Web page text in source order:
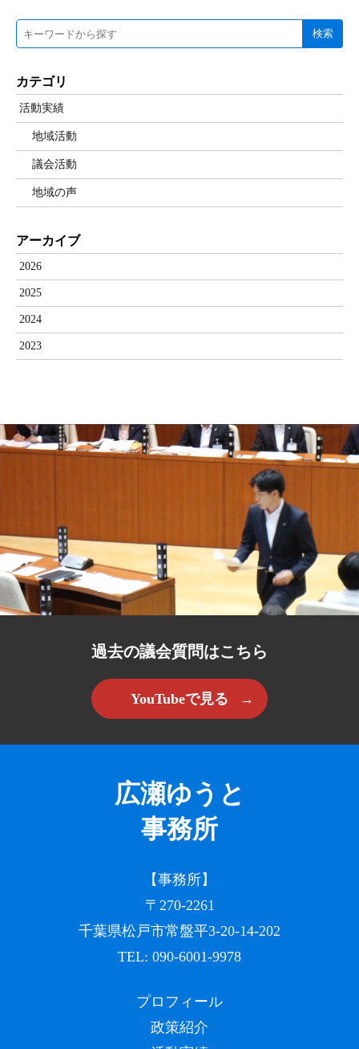
検索
カテゴリ
活動実績
地域活動
議会活動
地域の声
アーカイブ
2026
2025
2024
2023
過去の議会質問はこちら
YouTubeで見る
広瀬ゆうと
事務所
【事務所】
〒270-2261
千葉県松戸市常盤平3-20-14-202
TEL: 090-6001-9978
プロフィール
政策紹介